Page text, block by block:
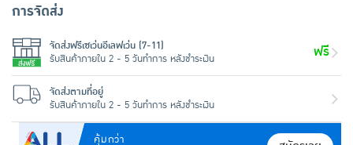
คุ้มกว่า
การจัดส่ง
จัดส่งฟรีเซเว่นอีเลฟเว่น (7-11)
รับสินค้าภายใน 2 - 5 วันทำการ หลังชำระเงิน
ฟรี
จัดส่งตามที่อยู่
รับสินค้าภายใน 2 - 5 วันทำการ หลังชำระเงิน